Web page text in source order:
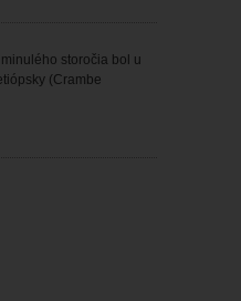
storočia bol u
(Crambe